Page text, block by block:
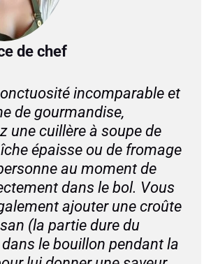
de chef
incomparable et
de gourmandise,
une cuillère à soupe de
épaisse ou de fromage
au moment de
dans le bol. Vous
ajouter une croûte
(la partie dure du
le bouillon pendant la